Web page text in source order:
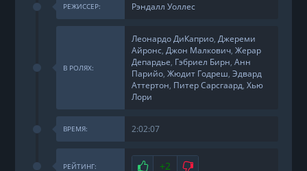
РЕЖИССЕР: Рэндалл Уоллес
В РОЛЯХ:
Леонардо ДиКаприо,Джереми
Айронс,Джон Малкович,Жерар
Депардье, Гэбриел Бирн,Анн
Парийо,Жюдит Годреш,Эдвард
Аттертон, Питер Сарсгаард,Хью
Лори
ВРЕМЯ: 2:02:07
РЕЙТИНГ: Нравится
+2 Не нравится